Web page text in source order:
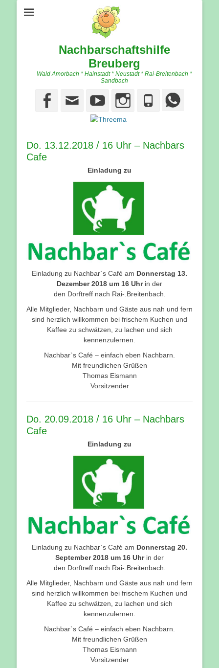
Nachbarschaftshilfe
Breuberg
Wald Amorbach * Hainstadt * Neustadt * Rai-Breitenbach *
Sandbach
Facebook
EmailYouTube
Instagram
Phone
Do. 13.12.2018 / 16 Uhr – Nachbars
Cafe
Einladung zu
Einladung zu Nachbar`s Café am Donnerstag 13.
Dezember 2018 um 16 Uhrin der
den Dorftreff nach Rai-.Breitenbach.
Alle Mitglieder, Nachbarn und Gäste aus nah und fern
sind herzlich willkommen bei frischem Kuchen und
Kaffee zu schwätzen, zu lachen und sich
kennenzulernen.
Nachbar`s Café – einfach eben Nachbarn.
Mit freundlichen Grüßen
Thomas Eismann
Vorsitzender
Do. 20.09.2018 / 16 Uhr – Nachbars
Cafe
Einladung zu
Einladung zu Nachbar`s Café am Donnerstag 20.
September 2018 um 16 Uhrin der
den Dorftreff nach Rai-.Breitenbach.
Alle Mitglieder, Nachbarn und Gäste aus nah und fern
sind herzlich willkommen bei frischem Kuchen und
Kaffee zu schwätzen, zu lachen und sich
kennenzulernen.
Nachbar`s Café – einfach eben Nachbarn.
Mit freundlichen Grüßen
Thomas Eismann
Vorsitzender